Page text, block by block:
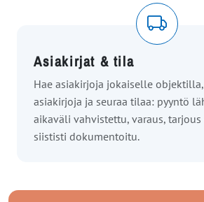
Asiakirjat & tila
Hae asiakirjoja jokaiselle
asiakirjoja ja seuraa tilaa: pyyntö
aikaväli vahvistettu, varaus,
siististi dokumentoitu.